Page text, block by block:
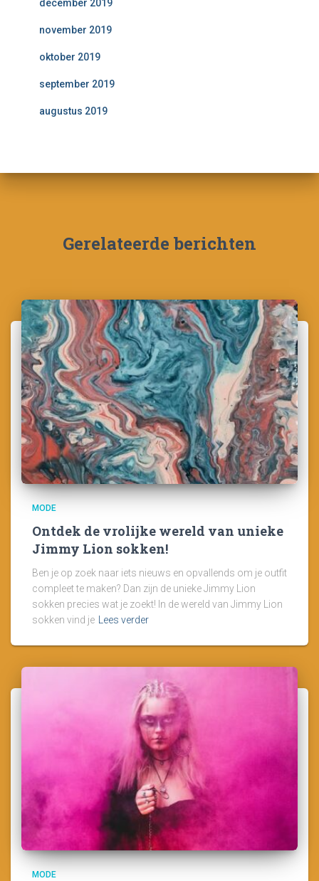
december 2019
november 2019
oktober 2019
september 2019
augustus 2019
Gerelateerde berichten
MODE
Ontdek de vrolijke wereld van unieke
Jimmy Lion sokken!
Ben je op zoek naar iets nieuws en opvallends om je outfit
compleet te maken? Dan zijn de unieke Jimmy Lion
sokken precies wat je zoekt! In de wereld van Jimmy Lion
sokken vind je
Lees verder
MODE